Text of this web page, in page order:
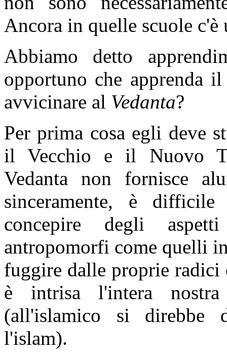
Ancora in quelle scuole
Abbiamo detto
opportuno che apprenda
avvicinare al Vedanta?
Per prima cosa egli deve
il Vecchio e il Nuovo
Vedanta non fornisce
sinceramente, è
concepire degli
antropomorfi come quelli
fuggire dalle proprie radici
è intrisa l'intera
(all'islamico si direbbe
l'islam).